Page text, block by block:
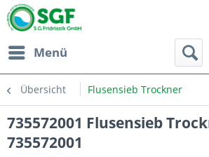
Menü
Übersicht Flusensieb Trockner
735572001 Flusensieb
735572001